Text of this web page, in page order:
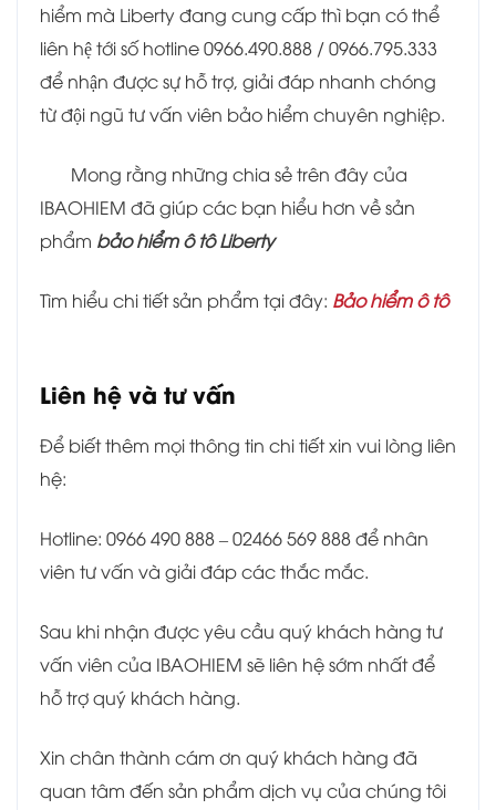
hiểm mà Liberty đang cung cấp thì bạn có thể
liên hệ tới số hotline 0966.490.888 / 0966.795.333
để nhận được sự hỗ trợ, giải đáp nhanh chóng
từ đội ngũ tư vấn viên bảo hiểm chuyên nghiệp.
Mong rằng những chia sẻ trên đây của
IBAOHIEM đã giúp các bạn hiểu hơn về sản
phẩm bảo hiểm ô tô Liberty
Tìm hiểu chi tiết sản phẩm tại đây: Bảo hiểm ô tô
Liên hệ và tư vấn
Để biết thêm mọi thông tin chi tiết xin vui lòng liên
hệ:
Hotline: 0966 490 888 – 02466 569 888 để nhân
viên tư vấn và giải đáp các thắc mắc.
Sau khi nhận được yêu cầu quý khách hàng tư
vấn viên của IBAOHIEM sẽ liên hệ sớm nhất để
hỗ trợ quý khách hàng.
Xin chân thành cám ơn quý khách hàng đã
quan tâm đến sản phẩm dịch vụ của chúng tôi